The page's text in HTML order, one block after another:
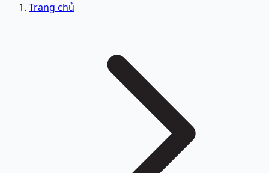
Trang chủ